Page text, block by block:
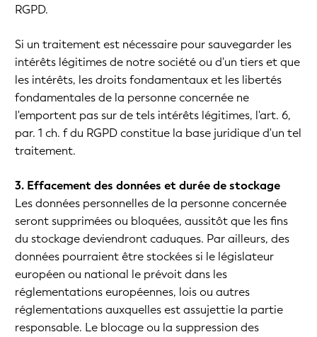
RGPD.
Si un traitement est nécessaire pour sauvegarder les
intérêts légitimes de notre société ou d'un tiers et que
les intérêts, les droits fondamentaux et les libertés
fondamentales de la personne concernée ne
l'emportent pas sur de tels intérêts légitimes, l'art. 6,
par. 1 ch. f du RGPD constitue la base juridique d'un tel
traitement.
3. Effacement des données et durée de stockage
Les données personnelles de la personne concernée
seront supprimées ou bloquées, aussitôt que les fins
du stockage deviendront caduques. Par ailleurs, des
données pourraient être stockées si le législateur
européen ou national le prévoit dans les
réglementations européennes, lois ou autres
réglementations auxquelles est assujettie la partie
responsable. Le blocage ou la suppression des